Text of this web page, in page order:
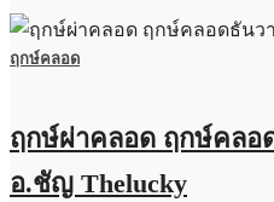
ฤกษ์คลอด
ฤกษ์ผ่าคลอด ฤกษ์คลอ
อ.ชัญ Thelucky